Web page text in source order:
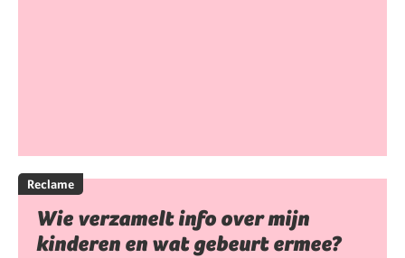
Reclame
Wie verzamelt info over mijn
kinderen en wat gebeurt ermee?